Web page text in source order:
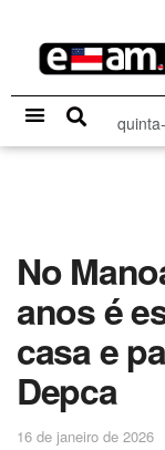
No
anos é
casa e
Depca
16 de janeiro de 2026